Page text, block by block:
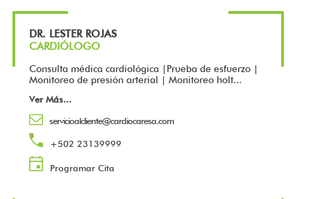
DR. LESTER ROJAS
CARDIÓLOGO
Consulta médica cardiológica |Prueba de esfuerzo |
Monitoreo de presión arterial | Monitoreo holt...
Ver Más...
servicioalcliente@cardiocaresa.com
+502 23139999
Programar Cita